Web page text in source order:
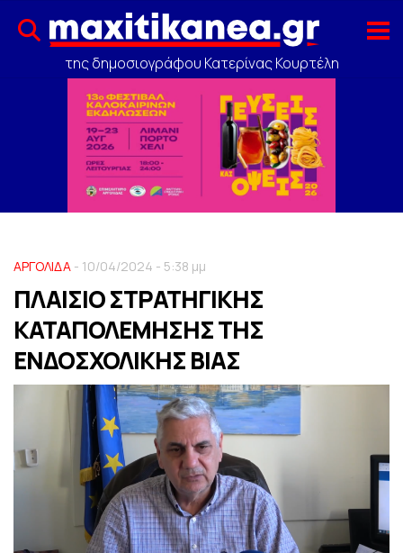
της δημοσιογράφου Κατερίνας Κουρτέλη
ΑΡΓΟΛΙΔΑ - 10/04/2024 - 5:38 μμ
ΠΛΑΙΣΙΟ ΣΤΡΑΤΗΓΙΚΗΣ
ΚΑΤΑΠΟΛΕΜΗΣΗΣ ΤΗΣ
ΕΝΔΟΣΧΟΛΙΚΗΣ ΒΙΑΣ